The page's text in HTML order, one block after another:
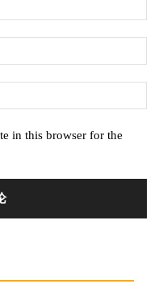
in this browser for the